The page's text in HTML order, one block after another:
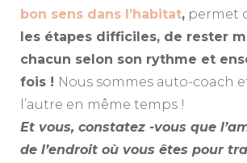
bon sens dans l’habitat, permet
les étapes difficiles, de rester
chacun selon son rythme et
fois ! Nous sommes auto-coach
l’autre en même temps !
Et vous, constatez -vous que
de l’endroit où vous êtes pour